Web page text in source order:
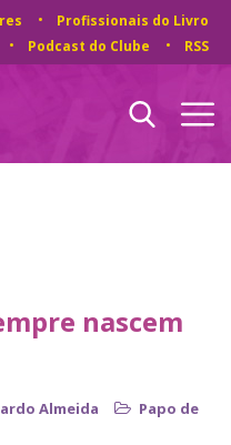
Profissionais do Livro
Podcast do Clube RSS
nascem
Almeida
Papo de